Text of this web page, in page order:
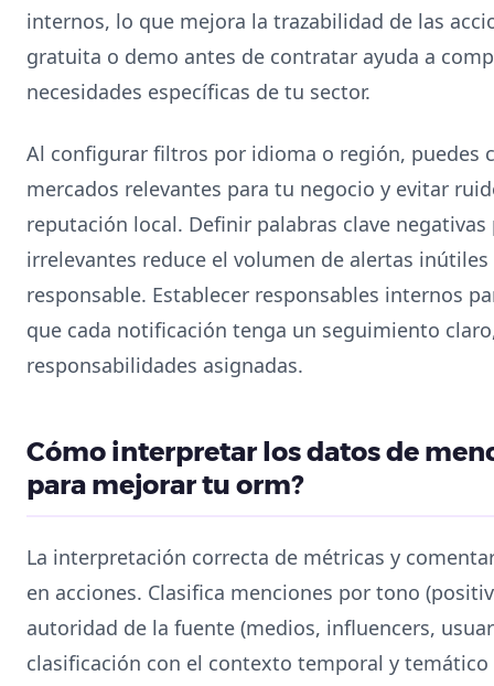
internos, lo que mejora la trazabilidad de las
gratuita o demo antes de contratar ayuda a
necesidades específicas de tu sector.
Al configurar filtros por idioma o región, puedes
mercados relevantes para tu negocio y evitar
reputación local. Definir palabras clave
irrelevantes reduce el volumen de alertas
responsable. Establecer responsables internos
que cada notificación tenga un seguimiento
responsabilidades asignadas.
Cómo interpretar los datos de
para mejorar tu orm?
La interpretación correcta de métricas y
en acciones. Clasifica menciones por tono
autoridad de la fuente (medios, influencers,
clasificación con el contexto temporal y